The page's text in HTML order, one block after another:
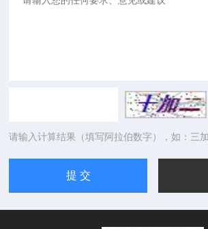
请输入计算结果（填写阿拉伯数字），如：三